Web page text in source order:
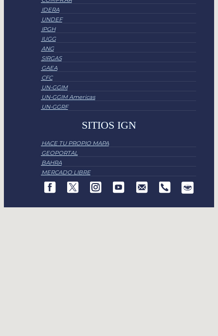
IDERA
UNDEF
IPGH
IUGG
ANG
SIRGAS
GAEA
CFC
UN-GGIM
UN-GGIM Americas
UN-GGRF
SITIOS IGN
HACE TU PROPIO MAPA
GEOPORTAL
BAHRA
MERCADO LIBRE